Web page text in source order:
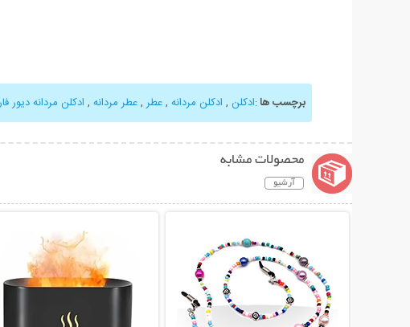
برچسب ها:ادکلن , ادکلن مردانه ,عطر ,عطر مردانه , ادکلن مردانه دیور
محصولات مشابه
آرشیو